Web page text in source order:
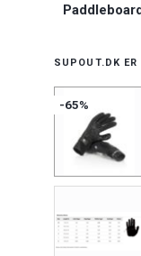
SUPOUT.DK
-65%